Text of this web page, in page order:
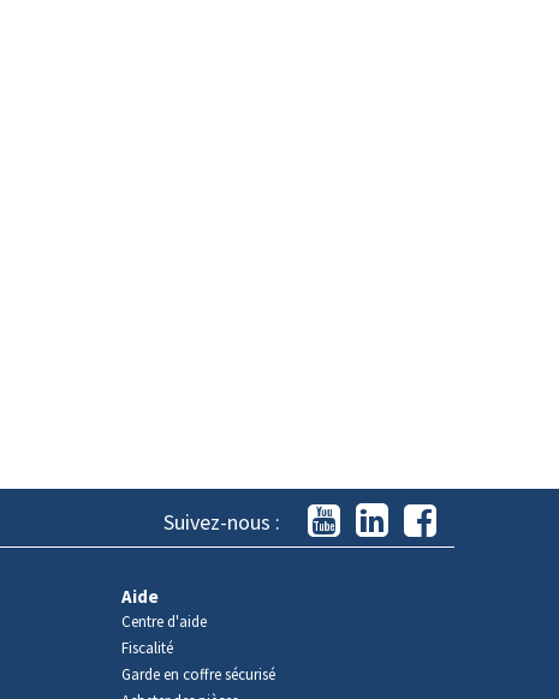
Suivez-nous :
Aide
Centre d'aide
Fiscalité
Garde en coffre sécurisé